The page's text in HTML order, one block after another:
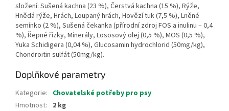
složení: Sušená kachna (23 %), Čerstvá kachna (15 %), Rýže,
Hnědá rýže, Hrách, Loupaný hrách, Hovězí tuk (7,5 %), Lněné
semínko (2 %), Sušená čekanka (přírodní zdroj FOS a inulinu – 0,4
%), Řepné řízky, Minerály, Lososový olej (0,5 %), MOS (0,5 %),
Yuka Schidigera (0,04 %), Glucosamin hydrochlorid (50mg/kg),
Chondroitin sulfát (50mg/kg).
Doplňkové parametry
Kategorie: Chovatelské potřeby pro psy
Hmotnost: 2 kg